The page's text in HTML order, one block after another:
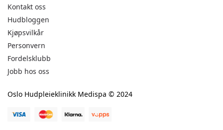
Kontakt oss
Hudbloggen
Kjøpsvilkår
Personvern
Fordelsklubb
Jobb hos oss
Oslo Hudpleieklinikk Medispa © 2024